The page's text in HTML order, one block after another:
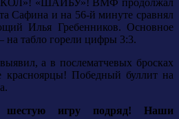
«ШАЙБУ»! ВМФ продолжал
Сафина и на 56-й минуте сравнял
Илья Гребенников. Основное
на табло горели цифры 3:3.
а в послематчевых бросках
красноярцы! Победный буллит на
шестую игру подряд! Наши